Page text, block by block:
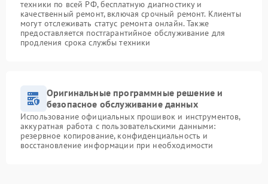
техники по всей РФ, бесплатную диагностику и
качественный ремонт, включая срочный ремонт. Клиенты
могут отслеживать статус ремонта онлайн. Также
предоставляется постгарантийное обслуживание для
продления срока службы техники
Оригинальные программные решение и
безопасное обслуживание данных
Использование официальных прошивок и инструментов,
аккуратная работа с пользовательскими данными:
резервное копирование, конфиденциальность и
восстановление информации при необходимости